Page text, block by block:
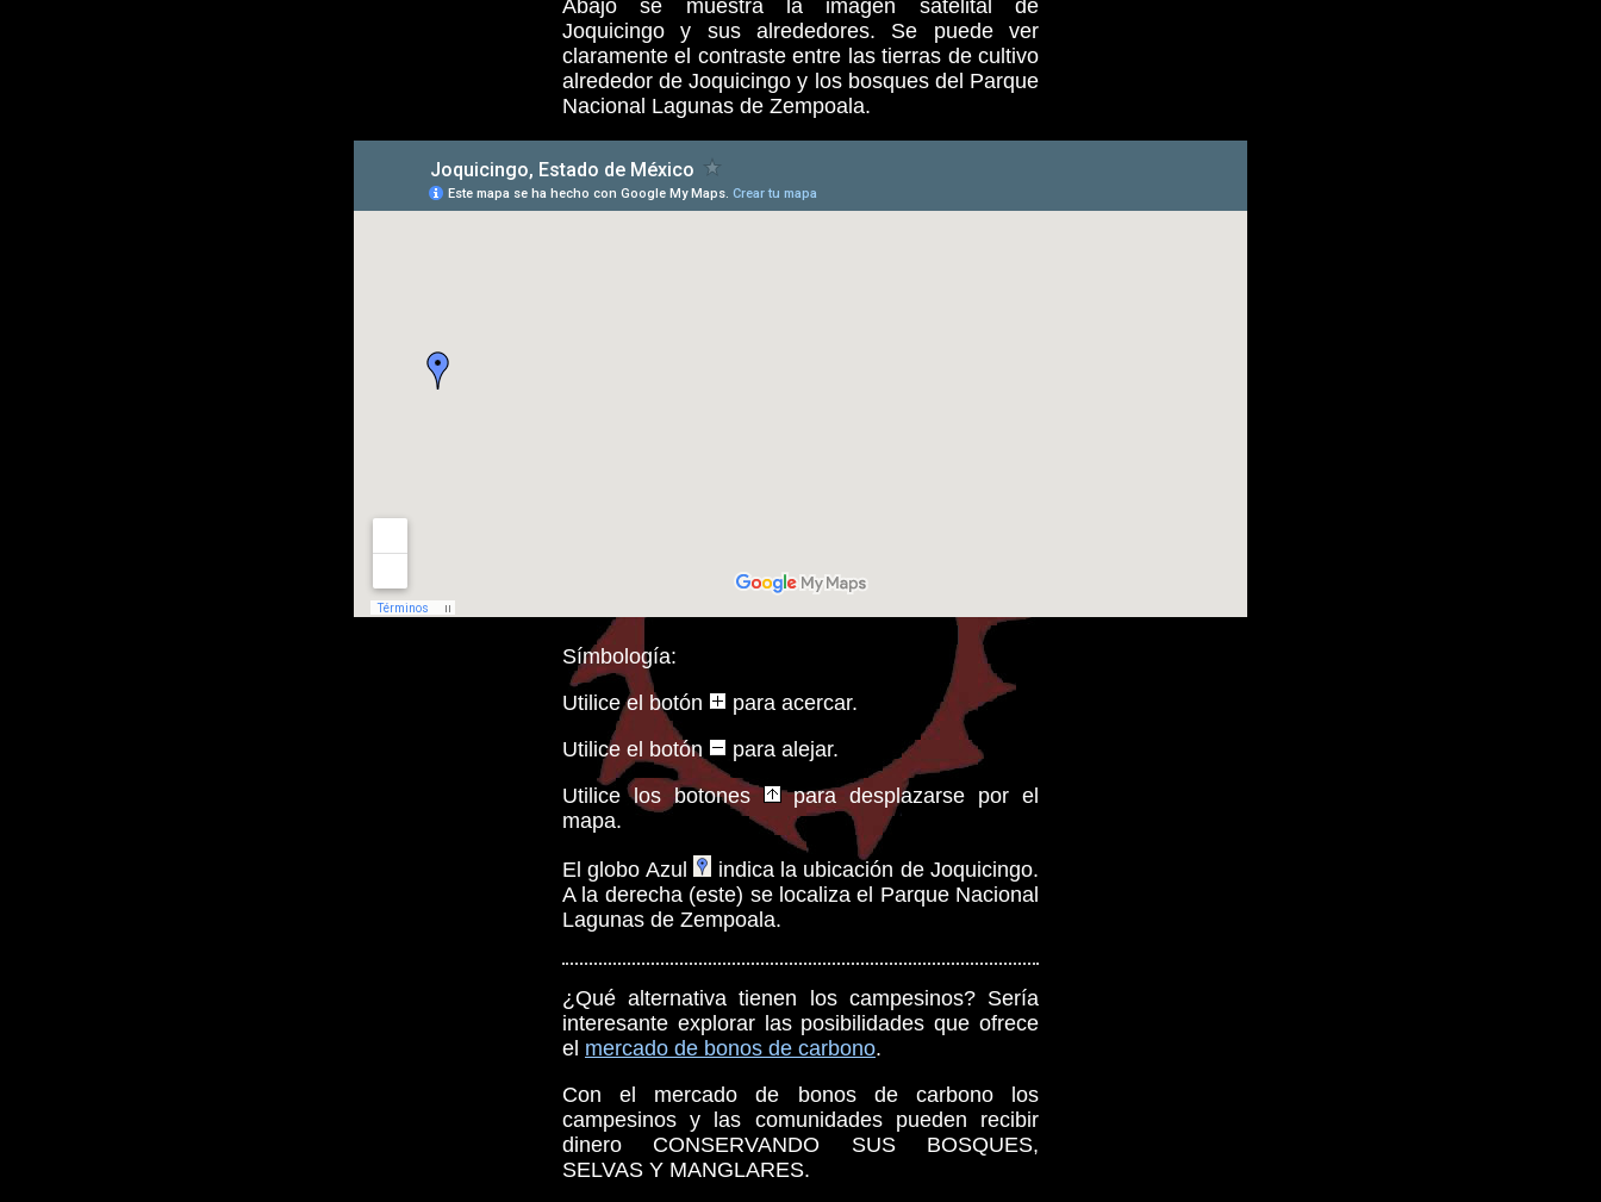
Abajo se muestra la imagen satelital de
Joquicingo y sus alrededores. Se puede ver
claramente el contraste entre las tierras de cultivo
alrededor de Joquicingo y los bosques del Parque
Nacional Lagunas de Zempoala.
Símbología:
Utilice el botón
para acercar.
Utilice el botón
para alejar.
Utilice los botones
para desplazarse por el
mapa.
El globo Azul
indica la ubicación de Joquicingo.
A la derecha (este) se localiza el Parque Nacional
Lagunas de Zempoala.
¿Qué alternativa tienen los campesinos? Sería
interesante explorar las posibilidades que ofrece
el mercado de bonos de carbono.
Con el mercado de bonos de carbono los
campesinos y las comunidades pueden recibir
dinero CONSERVANDO SUS BOSQUES,
SELVAS Y MANGLARES.